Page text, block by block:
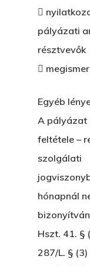

pályázati
résztvevők

Egyéb
A pályázat
feltétele –
szolgálati
hónapnál
Hszt. 41. §
287/L. §